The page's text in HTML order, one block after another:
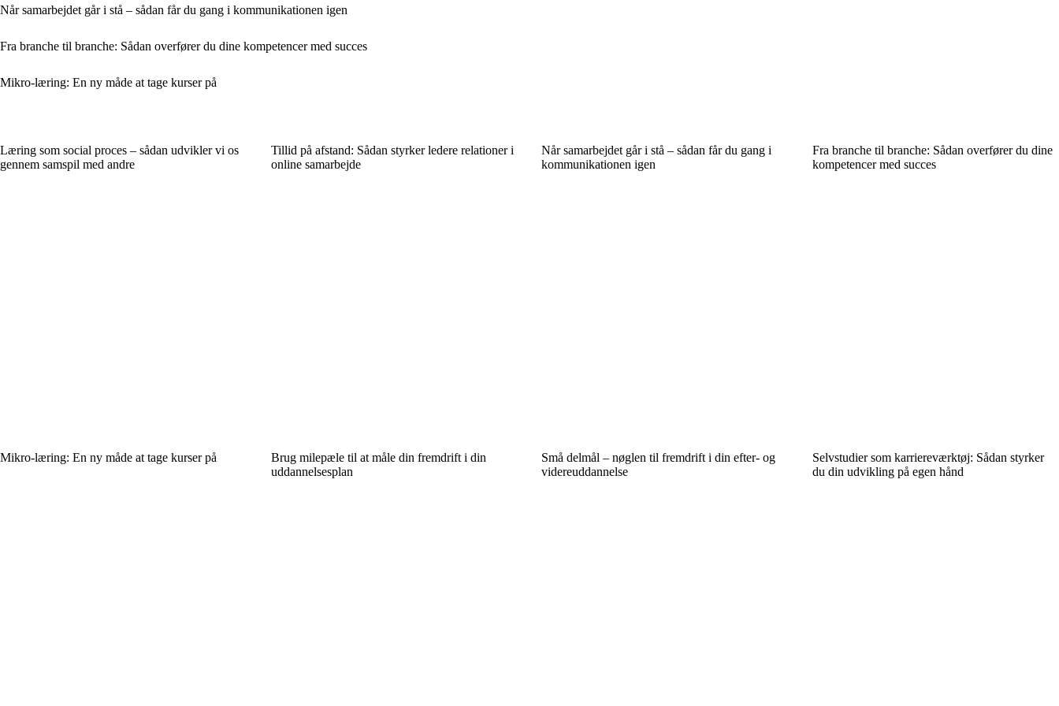
Når samarbejdet går i stå – sådan får du gang i kommunikationen igen
Fra branche til branche: Sådan overfører du dine kompetencer med succes
Mikro-læring: En ny måde at tage kurser på
Læring som social proces – sådan udvikler vi os
gennem samspil med andre
Tillid på afstand: Sådan styrker ledere relationer i
online samarbejde
Når samarbejdet går i stå – sådan får du gang i
kommunikationen igen
Fra branche til branche: Sådan overfører du dine
kompetencer med succes
Mikro-læring: En ny måde at tage kurser på
Brug milepæle til at måle din fremdrift i din
uddannelsesplan
Små delmål – nøglen til fremdrift i din efter- og
videreuddannelse
Selvstudier som karriereværktøj: Sådan styrker
du din udvikling på egen hånd